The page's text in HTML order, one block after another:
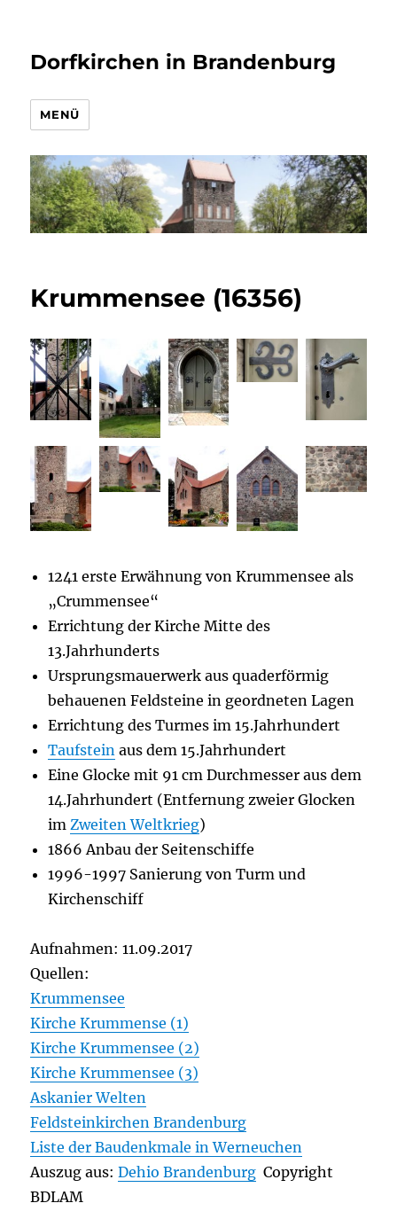
Dorfkirchen in Brandenburg
MENÜ
Krummensee (16356)
1241 erste Erwähnung von Krummensee als
„Crummensee“
Errichtung der Kirche Mitte des
13.Jahrhunderts
Ursprungsmauerwerk aus quaderförmig
behauenen Feldsteine in geordneten Lagen
Errichtung des Turmes im 15.Jahrhundert
Taufstein aus dem 15.Jahrhundert
Eine Glocke mit 91 cm Durchmesser aus dem
14.Jahrhundert (Entfernung zweier Glocken
im Zweiten Weltkrieg)
1866 Anbau der Seitenschiffe
1996-1997 Sanierung von Turm und
Kirchenschiff
Aufnahmen: 11.09.2017
Quellen:
Krummensee
Kirche Krummense (1)
Kirche Krummensee (2)
Kirche Krummensee (3)
Askanier Welten
Feldsteinkirchen Brandenburg
Liste der Baudenkmale in Werneuchen
Auszug aus:Dehio Brandenburg Copyright
BDLAM